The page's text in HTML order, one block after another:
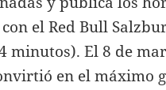
el Red Bull
minutos). El 8 de
en el máximo